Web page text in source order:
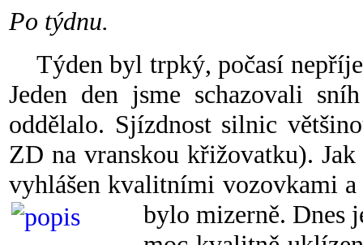
Po týdnu.
Týden byl trpký, počasí
Jeden den jsme schazovali
oddělalo. Sjízdnost silnic
ZD na vranskou křižovatku).
vyhlášen kvalitními vozovkami
bylo mizerně. Dnes